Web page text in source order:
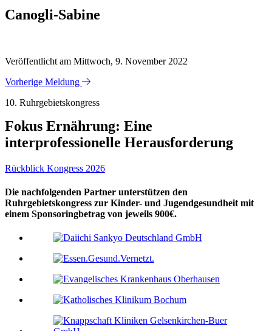
Canogli-Sabine
Veröffentlicht am Mittwoch, 9. November 2022
Vorherige Meldung
10. Ruhrgebietskongress
Fokus Ernährung: Eine
interprofessionelle Herausforderung
Rückblick Kongress 2026
Die nachfolgenden Partner unterstützen den
Ruhrgebietskongress zur Kinder- und Jugendgesundheit mit
einem Sponsoringbetrag von jeweils 900€.